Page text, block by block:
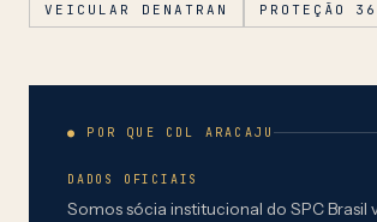
VEICULAR DENATRAN PROTEÇÃO
● POR QUE CDL ARACAJU
DADOS OFICIAIS
Somos sócia institucional do SPC Brasil